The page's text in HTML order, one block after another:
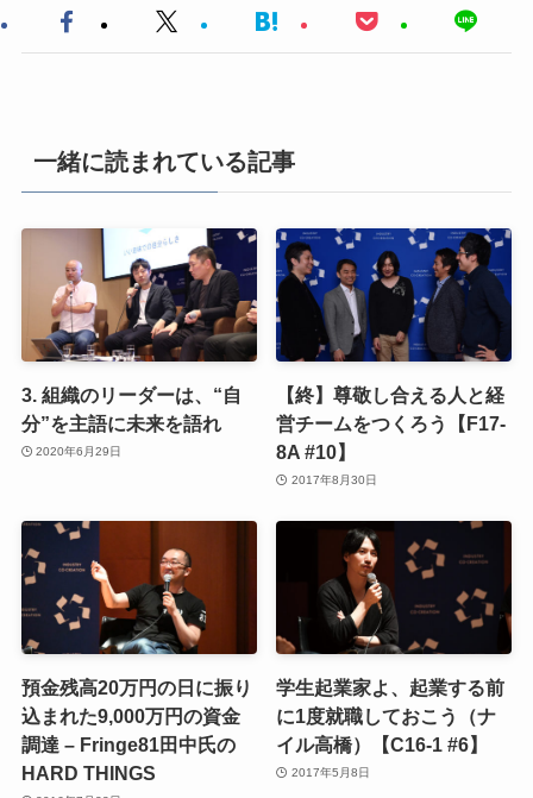
一緒に読まれている記事
3. 組織のリーダーは、“自
分”を主語に未来を語れ
2020年6月29日
【終】尊敬し合える人と経
営チームをつくろう【F17-
8A #10】
2017年8月30日
預金残高20万円の日に振り
込まれた9,000万円の資金
調達 – Fringe81田中氏の
HARD THINGS
学生起業家よ、起業する前
に1度就職しておこう（ナ
イル高橋）【C16-1 #6】
2017年5月8日